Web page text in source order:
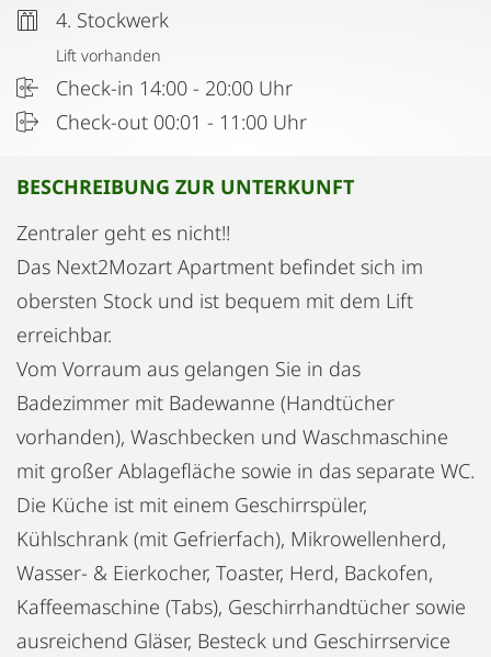
4. Stockwerk
Lift vorhanden
Check-in 14:00 - 20:00 Uhr
Check-out 00:01 - 11:00 Uhr
BESCHREIBUNG ZUR UNTERKUNFT
Zentraler geht es nicht!!
Das Next2Mozart Apartment befindet sich im
obersten Stock und ist bequem mit dem Lift
erreichbar.
Vom Vorraum aus gelangen Sie in das
Badezimmer mit Badewanne (Handtücher
vorhanden), Waschbecken und Waschmaschine
mit großer Ablagefläche sowie in das separate WC.
Die Küche ist mit einem Geschirrspüler,
Kühlschrank (mit Gefrierfach), Mikrowellenherd,
Wasser- & Eierkocher, Toaster, Herd, Backofen,
Kaffeemaschine (Tabs), Geschirrhandtücher sowie
ausreichend Gläser, Besteck und Geschirrservice